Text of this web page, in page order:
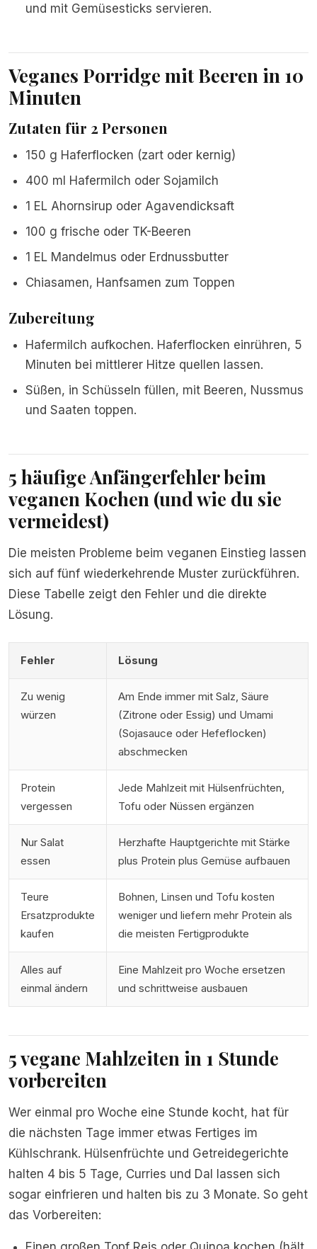
und mit Gemüsesticks servieren.
Veganes Porridge mit Beeren in 10
Minuten
Zutaten für 2 Personen
150 g Haferflocken (zart oder kernig)
400 ml Hafermilch oder Sojamilch
1 EL Ahornsirup oder Agavendicksaft
100 g frische oder TK-Beeren
1 EL Mandelmus oder Erdnussbutter
Chiasamen, Hanfsamen zum Toppen
Zubereitung
Hafermilch aufkochen. Haferflocken einrühren, 5
Minuten bei mittlerer Hitze quellen lassen.
Süßen, in Schüsseln füllen, mit Beeren, Nussmus
und Saaten toppen.
5 häufige Anfängerfehler beim
veganen Kochen (und wie du sie
vermeidest)
Die meisten Probleme beim veganen Einstieg lassen
sich auf fünf wiederkehrende Muster zurückführen.
Diese Tabelle zeigt den Fehler und die direkte
Lösung.
Fehler Lösung
Zu wenig
würzen
Am Ende immer mit Salz, Säure
(Zitrone oder Essig) und Umami
(Sojasauce oder Hefeflocken)
abschmecken
Protein
vergessen
Jede Mahlzeit mit Hülsenfrüchten,
Tofu oder Nüssen ergänzen
Nur Salat
essen
Herzhafte Hauptgerichte mit Stärke
plus Protein plus Gemüse aufbauen
Teure
Ersatzprodukte
kaufen
Bohnen, Linsen und Tofu kosten
weniger und liefern mehr Protein als
die meisten Fertigprodukte
Alles auf
einmal ändern
Eine Mahlzeit pro Woche ersetzen
und schrittweise ausbauen
5 vegane Mahlzeiten in 1 Stunde
vorbereiten
Wer einmal pro Woche eine Stunde kocht, hat für
die nächsten Tage immer etwas Fertiges im
Kühlschrank. Hülsenfrüchte und Getreidegerichte
halten 4 bis 5 Tage, Curries und Dal lassen sich
sogar einfrieren und halten bis zu 3 Monate. So geht
das Vorbereiten: